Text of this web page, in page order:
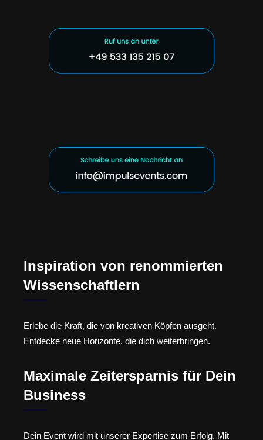
Inspiration von renommierten
Wissenschaftlern
Erlebe die Kraft, die von kreativen Köpfen ausgeht.
Entdecke neue Horizonte, die dich weiterbringen.
Maximale Zeitersparnis für Dein
Business
Dein Event wird mit unserer Expertise zum Erfolg. Mit